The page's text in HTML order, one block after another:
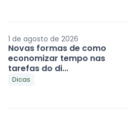
1 de agosto de 2026
Novas formas de como
economizar tempo nas
tarefas do di...
Dicas